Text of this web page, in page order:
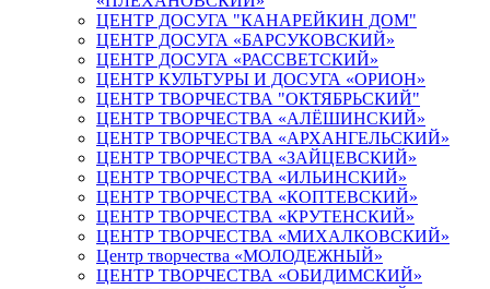
ЦЕНТР ДОСУГА "КАНАРЕЙКИН ДОМ"
ЦЕНТР ДОСУГА «БАРСУКОВСКИЙ»
ЦЕНТР ДОСУГА «РАССВЕТСКИЙ»
ЦЕНТР КУЛЬТУРЫ И ДОСУГА «ОРИОН»
ЦЕНТР ТВОРЧЕСТВА "ОКТЯБРЬСКИЙ"
ЦЕНТР ТВОРЧЕСТВА «АЛЁШИНСКИЙ»
ЦЕНТР ТВОРЧЕСТВА «АРХАНГЕЛЬСКИЙ»
ЦЕНТР ТВОРЧЕСТВА «ЗАЙЦЕВСКИЙ»
ЦЕНТР ТВОРЧЕСТВА «ИЛЬИНСКИЙ»
ЦЕНТР ТВОРЧЕСТВА «КОПТЕВСКИЙ»
ЦЕНТР ТВОРЧЕСТВА «КРУТЕНСКИЙ»
ЦЕНТР ТВОРЧЕСТВА «МИХАЛКОВСКИЙ»
Центр творчества «МОЛОДЕЖНЫЙ»
ЦЕНТР ТВОРЧЕСТВА «ОБИДИМСКИЙ»